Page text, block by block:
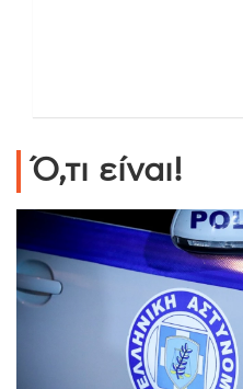
Ό,τι είναι!